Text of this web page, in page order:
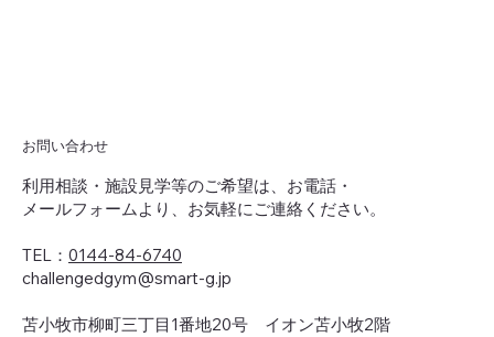
お問い合わせ
利用相談・施設見学等のご希望は、お電話・
メールフォームより、お気軽にご連絡ください。
TEL： 0144-84-6740
challengedgym@smart-g.jp
苫小牧市柳町三丁目1番地20号 イオン苫小牧2階